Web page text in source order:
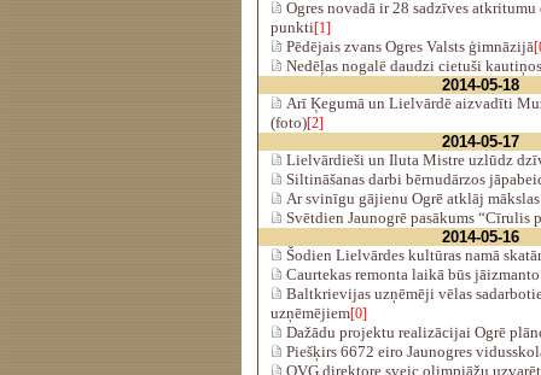
Ogres novadā ir 28 sadzīves atkritumu
punkti[1]
Pēdējais zvans Ogres Valsts ģimnāzijā
Nedēļas nogalē daudzi cietuši kautiņos
2014-05-18
Arī Ķegumā un Lielvārdē aizvadīti
(foto)[2]
2014-05-17
Lielvārdieši un Iluta Mistre uzlūdz
Siltināšanas darbi bērnudārzos
Ar svinīgu gājienu Ogrē atklāj
Svētdien Jaunogrē pasākums “Cīrulis
2014-05-16
Šodien Lielvārdes kultūras namā
Caurtekas remonta laikā būs
Baltkrievijas uzņēmēji vēlas
uzņēmējiem[0]
Dažādu projektu realizācijai Ogrē
Piešķirs 6672 eiro Jaunogres
OVĢ direktore sveic olimpiāžu